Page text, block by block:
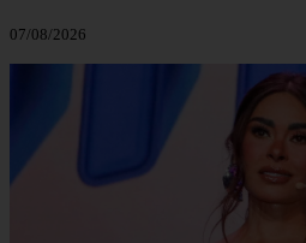
07/08/2026